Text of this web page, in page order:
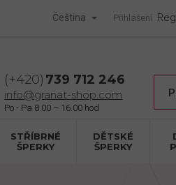
Čeština Přihlášení
739 712 246
info@granat-shop.com
STŘÍBRNÉ
ŠPERKY
DĚTSKÉ
ŠPERKY